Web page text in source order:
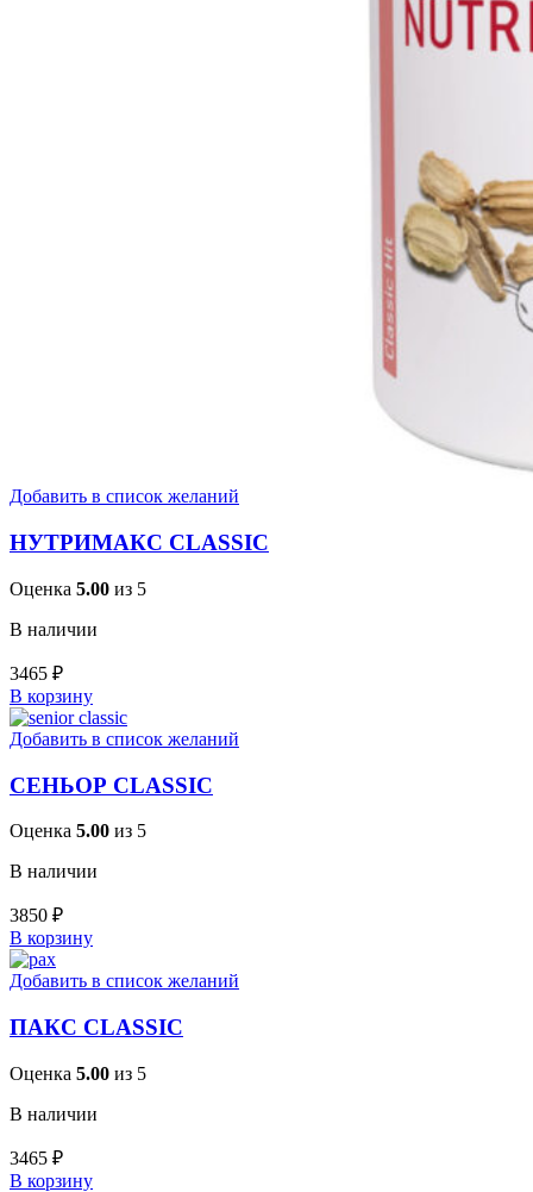
Добавить в список желаний
НУТРИМАКС CLASSIC
Оценка 5.00 из 5
В наличии
3465 ₽
В корзину
Добавить в список желаний
СЕНЬОР CLASSIC
Оценка 5.00 из 5
В наличии
3850 ₽
В корзину
Добавить в список желаний
ПАКС CLASSIC
Оценка 5.00 из 5
В наличии
3465 ₽
В корзину